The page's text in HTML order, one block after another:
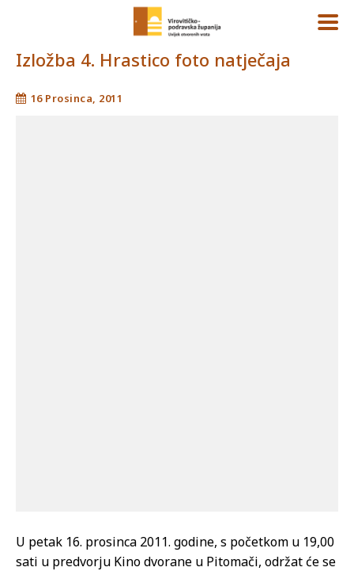
Izložba 4. Hrastico foto natječaja
16 Prosinca, 2011
U petak 16. prosinca 2011. godine, s početkom u 19,00
sati u predvorju Kino dvorane u Pitomači, održat će se